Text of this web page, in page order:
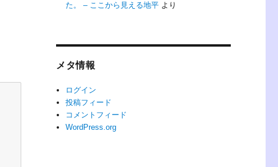
た。 – ここから見える地平 より
メタ情報
ログイン
投稿フィード
コメントフィード
WordPress.org